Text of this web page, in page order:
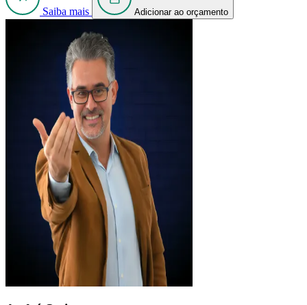
Saiba mais Adicionar ao orçamento